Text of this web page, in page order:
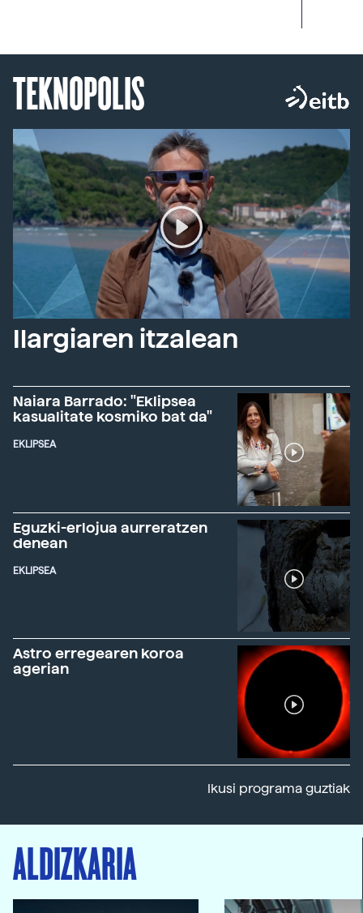
TEKNOPOLIS
Ilargiaren itzalean
Naiara Barrado: "Eklipsea
kasualitate kosmiko bat da"
EKLIPSEA
Eguzki-erlojua aurreratzen
denean
EKLIPSEA
Astro erregearen koroa
agerian
Ikusi programa guztiak
ALDIZKARIA